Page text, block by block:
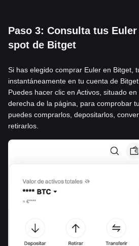
Paso 3: Consulta tus
spot de Bitget
Si has elegido comprar Euler en Bitget,
instantáneamente en tu cuenta de
Puedes hacer clic en Activos, situado
derecha de la página, para comprobar
puedes comprarlos, depositarlos,
retirarlos.